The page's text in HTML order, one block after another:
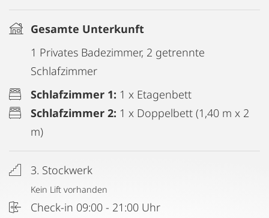
Gesamte Unterkunft
1 Privates Badezimmer, 2 getrennte
Schlafzimmer
Schlafzimmer 1: 1 x Etagenbett
Schlafzimmer 2: 1 x Doppelbett (1,40 m x 2
m)
3. Stockwerk
Kein Lift vorhanden
Check-in 09:00 - 21:00 Uhr